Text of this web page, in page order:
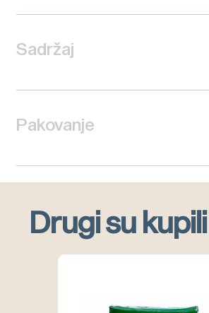
Sadržaj
Pakovanje
Drugi su kupili